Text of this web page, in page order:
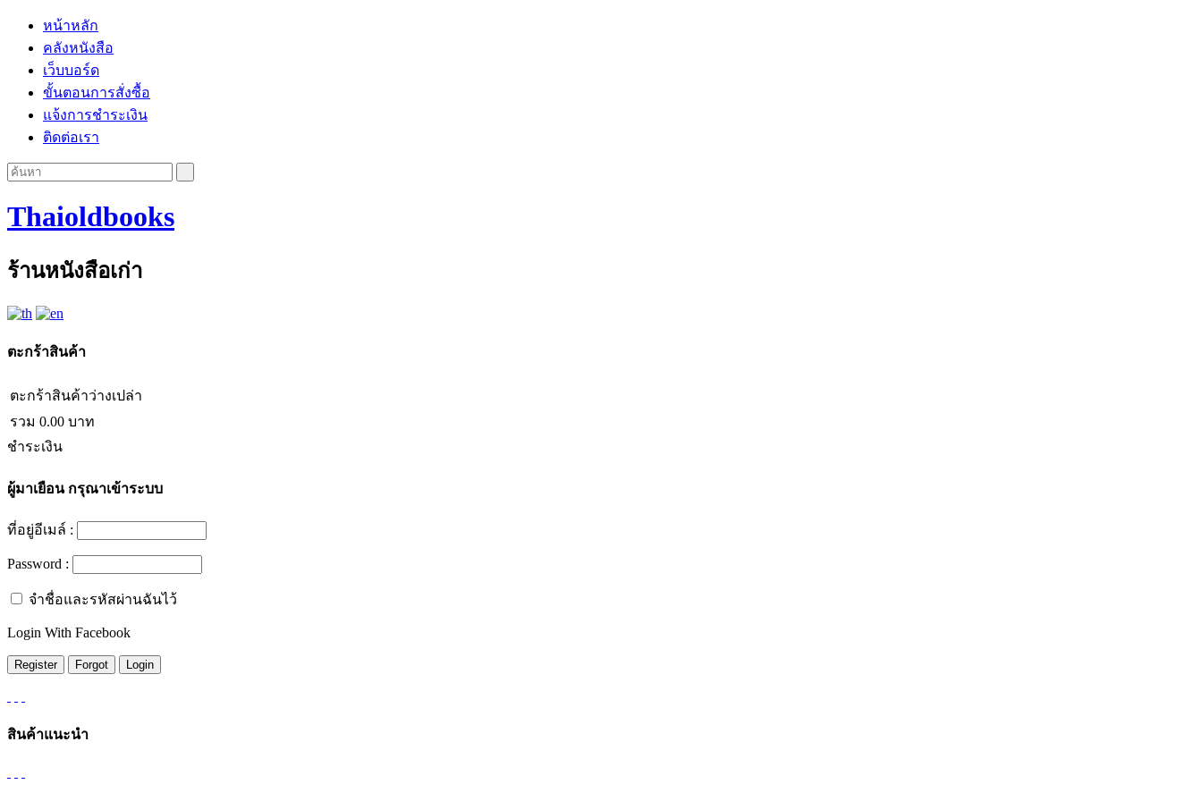
หน้าหลัก
คลังหนังสือ
เว็บบอร์ด
ขั้นตอนการสั่งซื้อ
แจ้งการชำระเงิน
ติดต่อเรา
Thaioldbooks
ร้านหนังสือเก่า
ตะกร้าสินค้า
ตะกร้าสินค้าว่างเปล่า
รวม 0.00 บาท
ชำระเงิน
ผู้มาเยือนกรุณาเข้าระบบ
ที่อยู่อีเมล์ :
Password :
จำชื่อและรหัสผ่านฉันไว้
Login With Facebook
สินค้าแนะนำ